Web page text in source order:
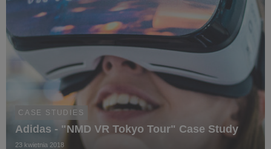
CASE STUDIES
Adidas - "NMD VR Tokyo Tour" Case Study
23 kwietnia 2018